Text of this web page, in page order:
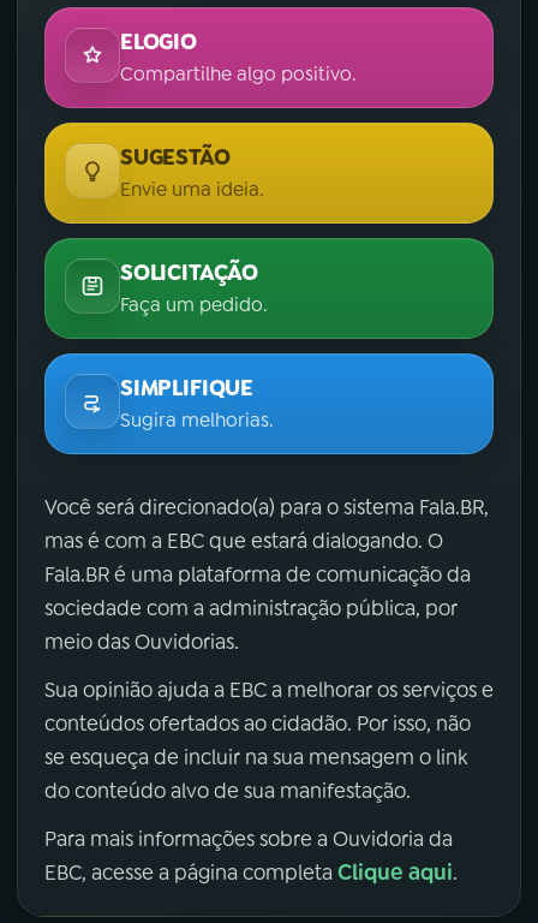
ELOGIO
Compartilhe algo positivo.
SUGESTÃO
Envie uma ideia.
SOLICITAÇÃO
Faça um pedido.
SIMPLIFIQUE
Sugira melhorias.
Você será direcionado(a) para o sistema Fala.BR,
mas é com a EBC que estará dialogando. O
Fala.BR é uma plataforma de comunicação da
sociedade com a administração pública, por
meio das Ouvidorias.
Sua opinião ajuda a EBC a melhorar os serviços e
conteúdos ofertados ao cidadão. Por isso, não
se esqueça de incluir na sua mensagem o link
do conteúdo alvo de sua manifestação.
Para mais informações sobre a Ouvidoria da
EBC, acesse a página completa Clique aqui.